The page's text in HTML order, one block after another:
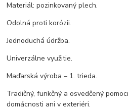
Materiál: pozinkovaný plech.
Odolná proti korózii.
Jednoduchá údržba.
Univerzálne využitie.
Maďarská výroba – 1. trieda.
Tradičný, funkčný a osvedčený
domácnosti ani v exteriéri.